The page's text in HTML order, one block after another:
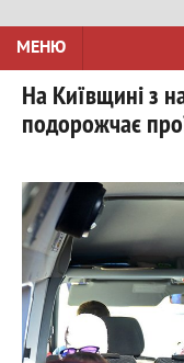
МЕНЮ
На Київщині з
подорожчає